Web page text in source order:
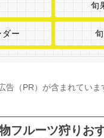
旬
ダー
（PR）が含まれていま
フルーツ狩りお